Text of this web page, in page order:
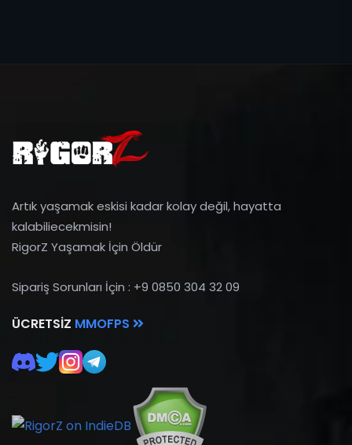
Artık yaşamak eskisi kadar kolay değil, hayatta
kalabiliecekmisin!
RigorZ Yaşamak İçin Öldür
Sipariş Sorunları İçin : +9 0850 304 32 09
ÜCRETSIZ MMOFPS